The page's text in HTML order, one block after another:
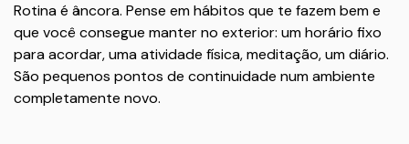
Rotina é âncora. Pense em hábitos que te fazem bem e
que você consegue manter no exterior: um horário fixo
para acordar, uma atividade física, meditação, um diário.
São pequenos pontos de continuidade num ambiente
completamente novo.